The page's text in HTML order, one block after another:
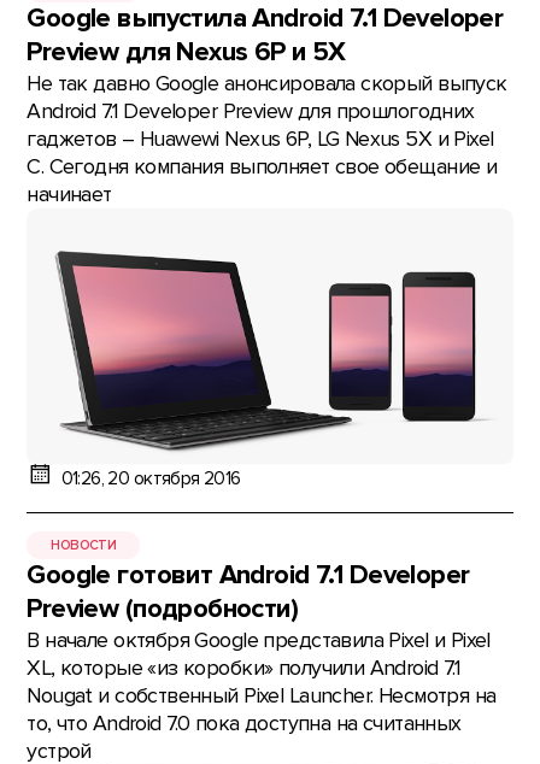
Google выпустила Android 7.1 Developer
Preview для Nexus 6P и 5X
Не так давно Google анонсировала скорый выпуск
Android 7.1 Developer Preview для прошлогодних
гаджетов – Huawewi Nexus 6P, LG Nexus 5X и Pixel
C. Сегодня компания выполняет свое обещание и
начинает
01:26, 20 октября 2016
НОВОСТИ
Google готовит Android 7.1 Developer
Preview (подробности)
В начале октября Google представила Pixel и Pixel
XL, которые «из коробки» получили Android 7.1
Nougat и собственный Pixel Launcher. Несмотря на
то, что Android 7.0 пока доступна на считанных
устрой